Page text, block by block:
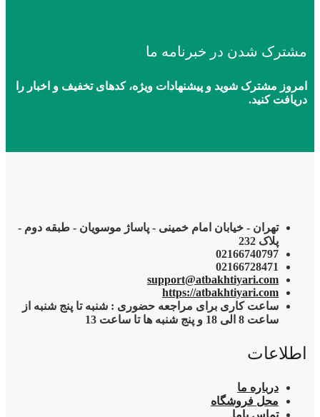
مشترک شدن در خبرنامه ما
امروز مشترک شوید و پیشنهادات ویژه، کدهای تخفیف و اخبار را
دریافت کنید.
تهران - خیابان امام خمینی - پاساژ موسویان - طبقه دوم -
پلاک 232
02166740797
02166728471
support@atbakhtiyari.com
https://atbakhtiyari.com
ساعت کاری برای مراجعه حضوری : شنبه تا پنج شنبه از
ساعت 8 الی 18 و پنج شنبه ها تا ساعت 13
اطلاعات
درباره ما
محل فروشگاه
تماس باما